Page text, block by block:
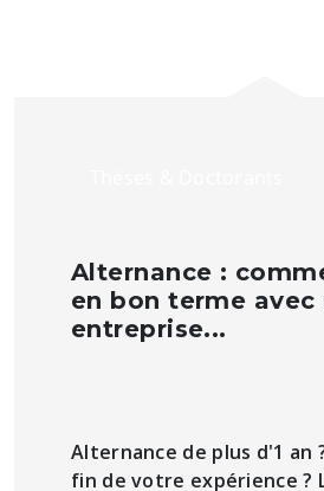
Alternance :
en bon terme avec
entreprise...
Alternance de plus d'1 an
fin de votre expérience ?